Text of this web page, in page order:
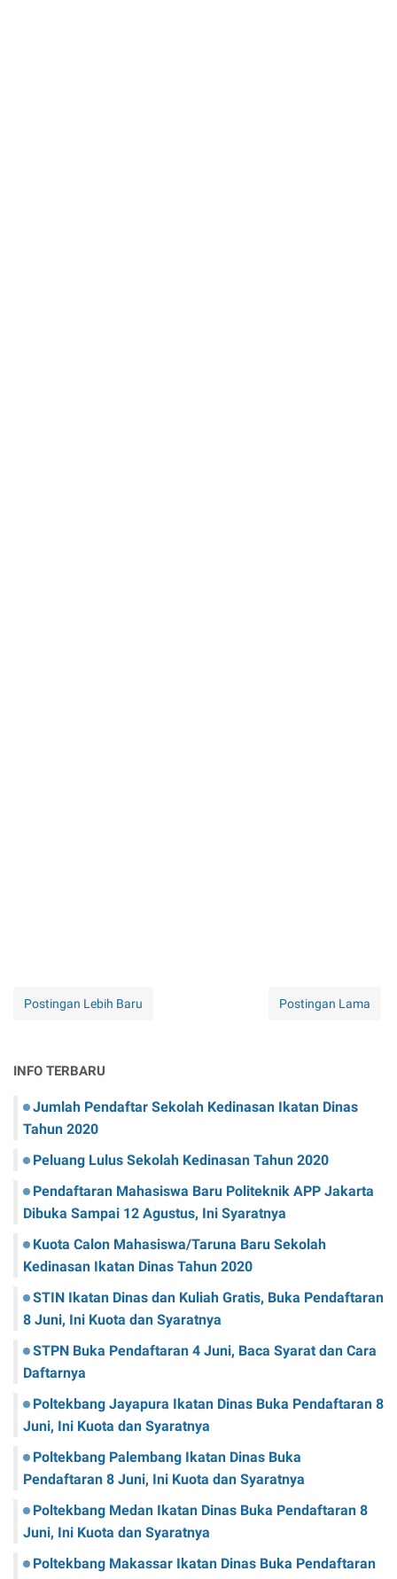
Postingan Lebih Baru Postingan Lama
INFO TERBARU
Jumlah Pendaftar Sekolah Kedinasan Ikatan Dinas
Tahun 2020
Peluang Lulus Sekolah Kedinasan Tahun 2020
Pendaftaran Mahasiswa Baru Politeknik APP Jakarta
Dibuka Sampai 12 Agustus, Ini Syaratnya
Kuota Calon Mahasiswa/Taruna Baru Sekolah
Kedinasan Ikatan Dinas Tahun 2020
STIN Ikatan Dinas dan Kuliah Gratis, Buka Pendaftaran
8 Juni, Ini Kuota dan Syaratnya
STPN Buka Pendaftaran 4 Juni, Baca Syarat dan Cara
Daftarnya
Poltekbang Jayapura Ikatan Dinas Buka Pendaftaran 8
Juni, Ini Kuota dan Syaratnya
Poltekbang Palembang Ikatan Dinas Buka
Pendaftaran 8 Juni, Ini Kuota dan Syaratnya
Poltekbang Medan Ikatan Dinas Buka Pendaftaran 8
Juni, Ini Kuota dan Syaratnya
Poltekbang Makassar Ikatan Dinas Buka Pendaftaran